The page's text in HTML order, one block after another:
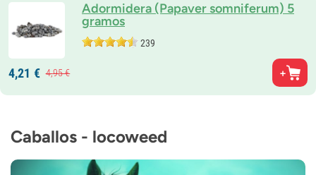
Adormidera (Papaver somniferum) 5
gramos
239
4,21 € 4,95€
Caballos - locoweed